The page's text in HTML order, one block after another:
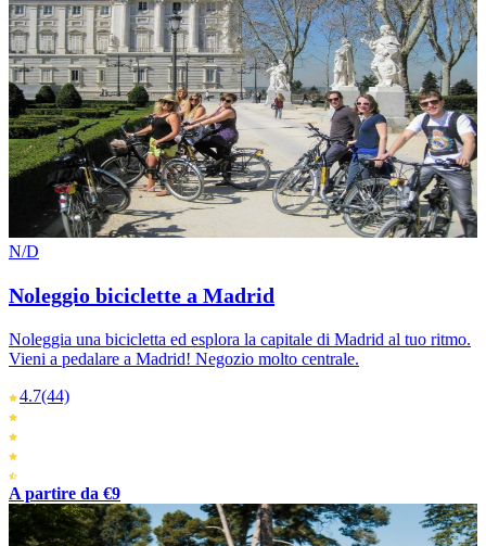
N/D
Noleggio biciclette a Madrid
Noleggia una bicicletta ed esplora la capitale di Madrid al tuo ritmo.
Vieni a pedalare a Madrid! Negozio molto centrale.
4.7(44)
A partire da €9